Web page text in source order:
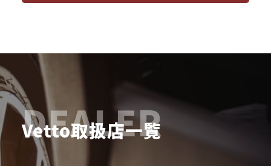
DEALER
Vetto取扱店一覧